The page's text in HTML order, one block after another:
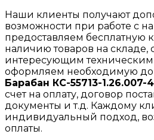
Наши клиенты получают
возможности при работе с
предоставляем бесплатную
наличию товаров на складе,
интересующим
оформляем необходимую
Барабан КС-55713-1.26.007-
счет на оплату, договор
документы и т.д. Каждому
индивидуальный подход,
оплаты.